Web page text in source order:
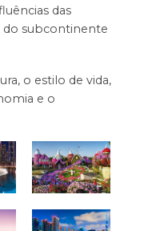
das
do subcontinente
o estilo de vida,
e o